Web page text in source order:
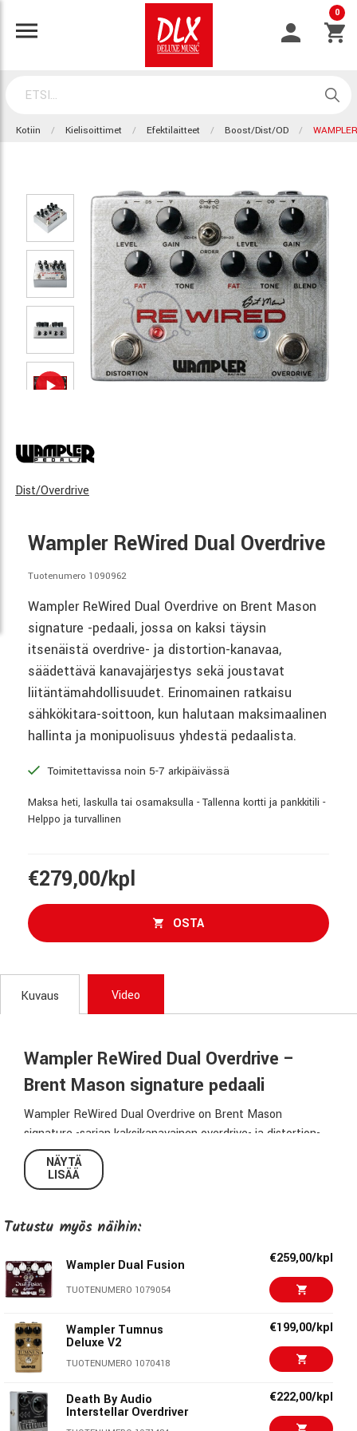
0
Kotiin Kielisoittimet Efektilaitteet Boost/Dist/OD
Dist/Overdrive
Wampler ReWired Dual Overdrive
Tuotenumero 1090962
Wampler ReWired Dual Overdrive on Brent Mason
signature -pedaali, jossa on kaksi täysin
itsenäistä overdrive- ja distortion-kanavaa,
säädettävä kanavajärjestys sekä joustavat
liitäntämahdollisuudet. Erinomainen ratkaisu
sähkökitara-soittoon, kun halutaan maksimaalinen
hallinta ja monipuolisuus yhdestä pedaalista.
Toimitettavissa noin 5-7 arkipäivässä
Maksa heti, laskulla tai osamaksulla - Tallenna kortti ja pankkitili -
Helppo ja turvallinen
€279,00/kpl
OSTA
Kuvaus Video
Wampler ReWired Dual Overdrive –
Brent Mason signature pedaali
Wampler ReWired Dual Overdrive on Brent Mason
signature -sarjan kaksikanavainen overdrive- ja distortion-
pedaali, joka tarjoaa kaksi täysin itsenäistä äänipiiriä
samassa rungossa. Se on suunniteltu tarjoamaan
maksimaalista joustavuutta niin rytmisoittoon, selkeään
Pedaalissa on erillinen overdrive-kanava ja distortion-
kanava, joilla kummallakin on omat Level-, Gain-, Tone- ja
jolla voidaan hienosäätää puhtaan ja säröytyneen signaalin
suhdetta. Tämä mahdollistaa tarkasti kontrolloidun ja
artikuloidun soundin erityisesti sähkökitara-soittoon.
Säädettävä kanavajärjestys
NÄYTÄ
LISÄÄ
Tutustu myös näihin:
Wampler Dual Fusion
TUOTENUMERO 1079054
€259,00/kpl
Wampler Tumnus
Deluxe V2
TUOTENUMERO 1070418
€199,00/kpl
Death By Audio
Interstellar Overdriver
€222,00/kpl